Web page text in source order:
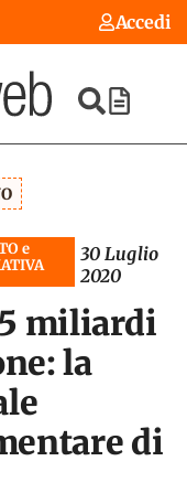
Accedi
e
30 Luglio
2020
miliardi
la
di